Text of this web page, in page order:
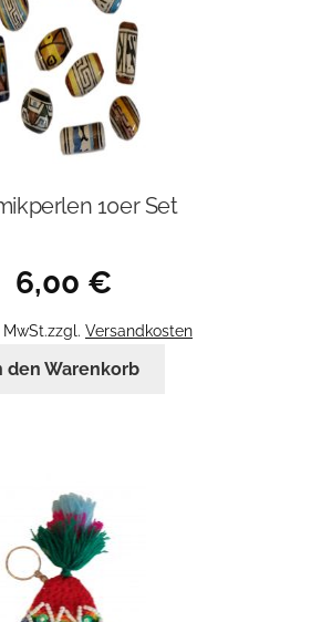
10er Set
6,00 €
MwSt.zzgl. Versandkosten
den Warenkorb